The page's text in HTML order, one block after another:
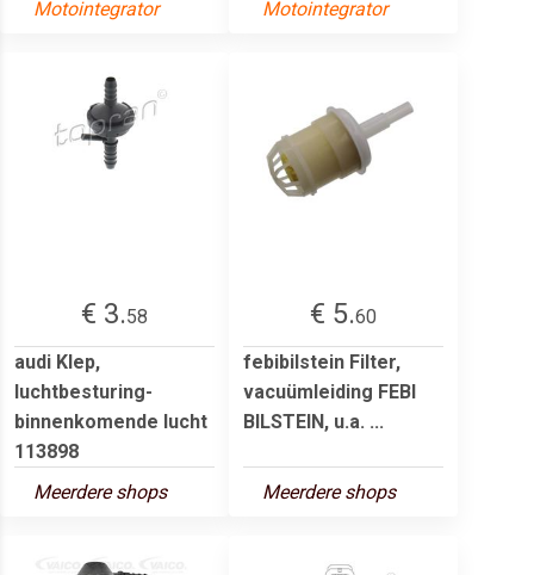
Motointegrator
Motointegrator
€ 3.58
audi Klep,
luchtbesturing-
binnenkomende lucht
113898
Meerdere shops
€ 5.60
febibilstein Filter,
vacuümleiding FEBI
BILSTEIN, u.a. ...
Meerdere shops